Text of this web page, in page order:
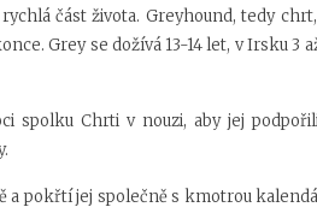
část života. Greyhound, tedy
Grey se dožívá 13-14 let, v Irsku 3
spolku Chrti v nouzi, aby jej
a pokřtí jej společně s kmotrou